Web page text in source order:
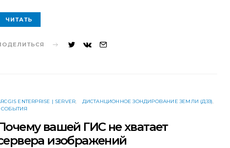
ЧИТАТЬ
ENTERPRISE | SERVER
ДИСТАНЦИОННОЕ ЗОНДИРОВАНИЕ ЗЕМЛИ (ДЗЗ)
СОБЫТИЯ
вашей ГИС не хватает
изображений